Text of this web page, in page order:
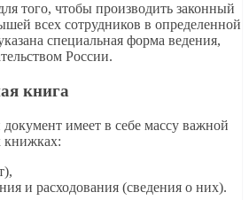
того, чтобы производить законный
всех сотрудников в определенной
специальная форма ведения,
России.
книга
имеет в себе массу важной
книжках:
и расходования (сведения о них).